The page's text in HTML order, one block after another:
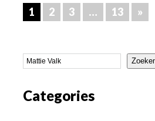
1 2 3 … 13 »
Categories